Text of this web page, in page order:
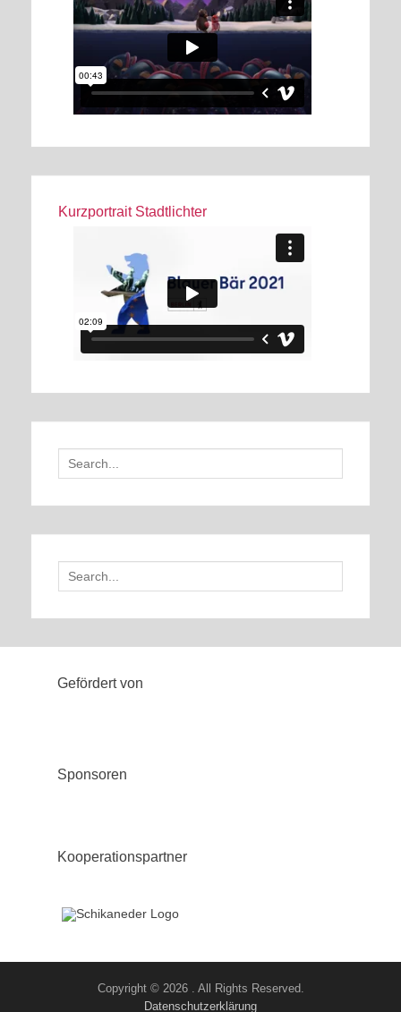
Kurzportrait Stadtlichter
Search
for:
Search
for:
Gefördert von
Sponsoren
Kooperationspartner
Copyright © 2026 . All Rights Reserved.
Datenschutzerklärung